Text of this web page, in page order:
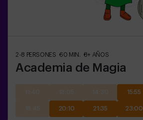
2-8 PERSONES 60 MIN. 8+ AÑOS
Academia de Magia
15:55
20:10 21:35 23:00